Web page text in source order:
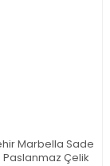
Marbella Sade
Paslanmaz Çelik